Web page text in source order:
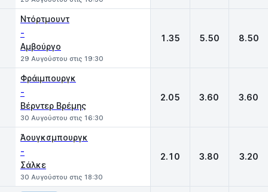
Ντόρτμουντ
-
Αμβούργο
29 Αυγούστου στις 19:30
1.35 5.50 8.50
Φράιμπουργκ
-
Βέρντερ Βρέμης
30 Αυγούστου στις 16:30
2.05 3.60 3.60
Άουγκσμπουργκ
-
Σάλκε
30 Αυγούστου στις 18:30
2.10 3.80 3.20